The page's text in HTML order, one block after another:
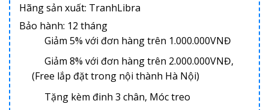
Hãng sản xuất: TranhLibra
Bảo hành: 12 tháng
Giảm 5% với đơn hàng trên 1.000.000VNĐ
Giảm 8% với đơn hàng trên 2.000.000VNĐ,
(Free lắp đặt trong nội thành Hà Nội)
Tặng kèm đinh 3 chân, Móc treo